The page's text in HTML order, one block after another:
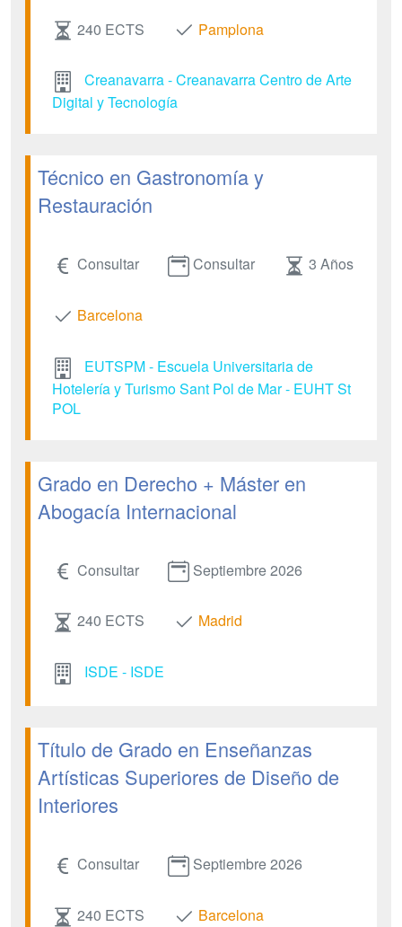
240 ECTS Pamplona
Creanavarra - Creanavarra Centro de Arte
Digital y Tecnología
Técnico en Gastronomía y
Restauración
Consultar Consultar 3 Años
Barcelona
EUTSPM - Escuela Universitaria de
Hotelería y Turismo Sant Pol de Mar - EUHT St
POL
Grado en Derecho + Máster en
Abogacía Internacional
Consultar Septiembre 2026
240 ECTS Madrid
ISDE - ISDE
Título de Grado en Enseñanzas
Artísticas Superiores de Diseño de
Interiores
Consultar Septiembre 2026
240 ECTS Barcelona